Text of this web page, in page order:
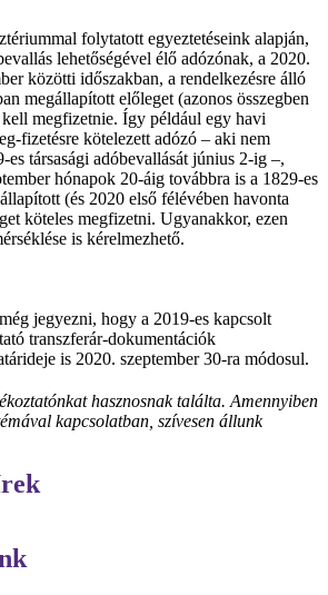
folytatott egyeztetéseink alapján,
lehetőségével élő adózónak, a 2020.
közötti időszakban, a rendelkezésre álló
megállapított előleget (azonos összegben
kell megfizetnie. Így például egy havi
fizetésre kötelezett adózó – aki nem
es társasági adóbevallását június 2-ig –,
hónapok 20-áig továbbra is a 1829-es
(és 2020 első félévében havonta
köteles megfizetni. Ugyanakkor, ezen
is kérelmezhető.
jegyezni, hogy a 2019-es kapcsolt
transzferár-dokumentációk
is 2020. szeptember 30-ra módosul.
hasznosnak találta. Amennyiben
kapcsolatban, szívesen állunk